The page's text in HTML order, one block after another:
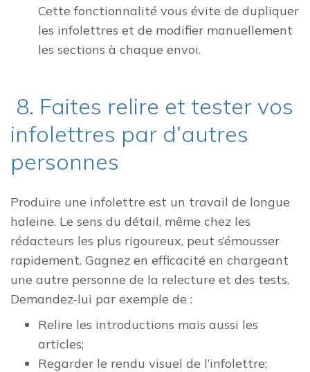
Cette fonctionnalité vous évite de dupliquer
les infolettres et de modifier manuellement
les sections à chaque envoi.
8. Faites relire et tester vos
infolettres par d’autres
personnes
Produire une infolettre est un travail de longue
haleine. Le sens du détail, même chez les
rédacteurs les plus rigoureux, peut s’émousser
rapidement. Gagnez en efficacité en chargeant
une autre personne de la relecture et des tests.
Demandez-lui par exemple de :
Relire les introductions mais aussi les
articles;
Regarder le rendu visuel de l’infolettre;